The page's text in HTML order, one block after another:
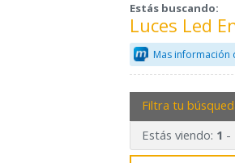
Estás buscando:
Luces Led
Mas información
Filtra tu
Estás viendo: 1 -